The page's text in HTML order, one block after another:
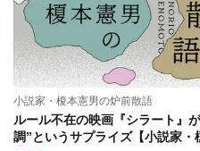
小説家・榎本憲男の炉前散語
ルール不在の映画『シラート』
調”というサプライズ【小説家・